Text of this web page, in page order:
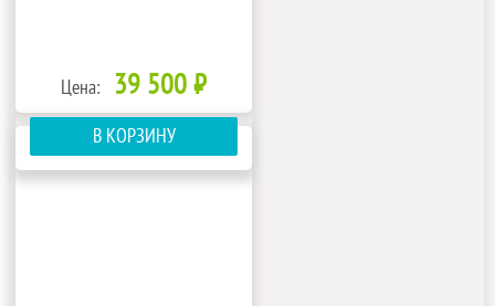
Цена: 39 500 ₽
В КОРЗИНУ